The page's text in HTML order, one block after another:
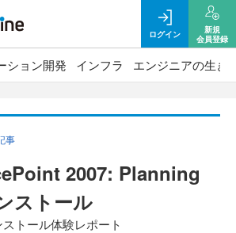
ログイン
新規
会員登録
ション開発 インフラ エンジニアの生き
事
2007: Planning
ストール
トール体験レポート